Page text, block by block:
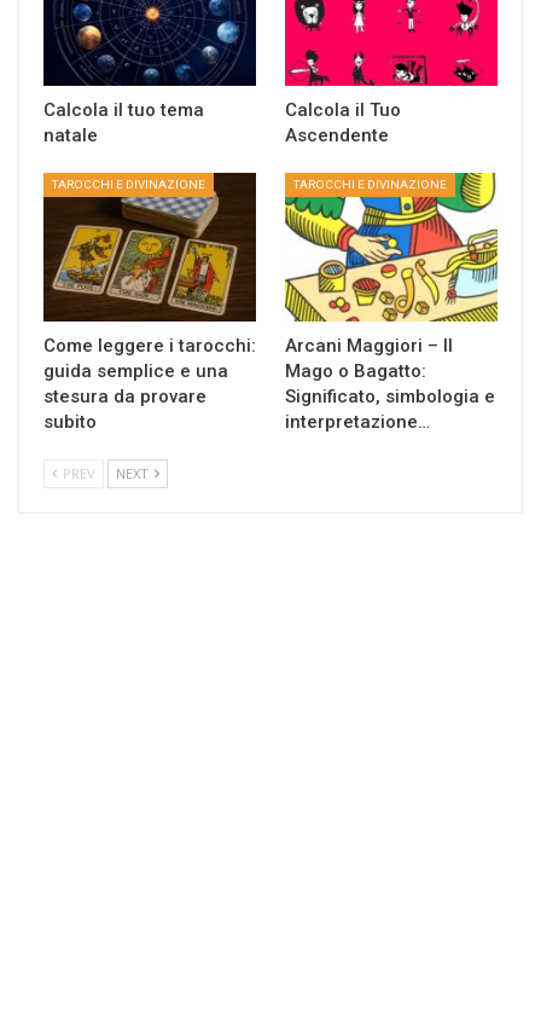
Calcola il tuo tema
natale
Calcola il Tuo
Ascendente
TAROCCHI E DIVINAZIONE
Come leggere i tarocchi:
guida semplice e una
stesura da provare
subito
TAROCCHI E DIVINAZIONE
Arcani Maggiori – Il
Mago o Bagatto:
Significato, simbologia e
interpretazione…
PREV NEXT